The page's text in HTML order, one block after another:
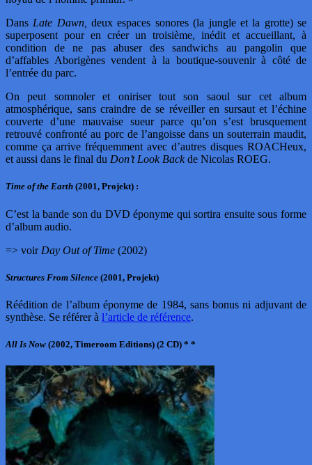
Dans Late Dawn, deux espaces sonores (la jungle et la grotte) se
superposent pour en créer un troisième, inédit et accueillant, à
condition de ne pas abuser des sandwichs au pangolin que
d’affables Aborigènes vendent à la boutique-souvenir à côté de
l’entrée du parc.
On peut somnoler et oniriser tout son saoul sur cet album
atmosphérique, sans craindre de se réveiller en sursaut et l’échine
couverte d’une mauvaise sueur parce qu’on s’est brusquement
retrouvé confronté au porc de l’angoisse dans un souterrain maudit,
comme ça arrive fréquemment avec d’autres disques ROACHeux,
et aussi dans le final du Don’t Look Backde Nicolas ROEG.
Time of the Earth (2001, Projekt) :
C’est la bande son du DVD éponyme qui sortira ensuite sous forme
d’album audio.
=> voir Day Out of Time (2002)
Structures From Silence (2001, Projekt)
Réédition de l’album éponyme de 1984, sans bonus ni adjuvant de
synthèse. Se référer à l’article de référence.
All Is Now (2002, Timeroom Editions) (2 CD) * *